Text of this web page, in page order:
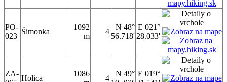
PO-
023
Šimonka
1092
m
4
N 48°
56.718'
E 021°
28.033'
ZA-
Holica
1086
4
N 49° E 019°